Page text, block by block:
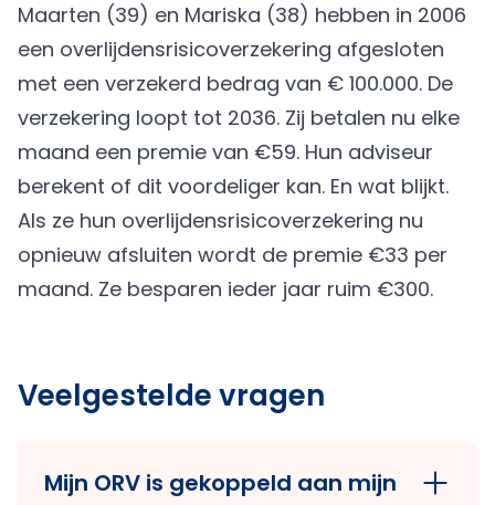
Maarten (39) en Mariska (38) hebben in 2006
een overlijdensrisicoverzekering afgesloten
met een verzekerd bedrag van € 100.000. De
verzekering loopt tot 2036. Zij betalen nu elke
maand een premie van €59. Hun adviseur
berekent of dit voordeliger kan. En wat blijkt.
Als ze hun overlijdensrisicoverzekering nu
opnieuw afsluiten wordt de premie €33 per
maand. Ze besparen ieder jaar ruim €300.
Veelgestelde vragen
Mijn ORV is gekoppeld aan mijn